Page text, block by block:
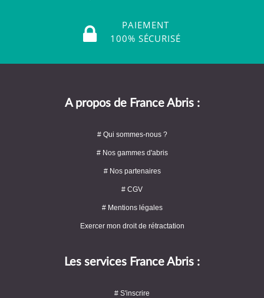
PAIEMENT
100% SÉCURISÉ
A propos de France Abris :
# Qui sommes-nous ?
# Nos gammes d'abris
# Nos partenaires
# CGV
# Mentions légales
Exercer mon droit de rétractation
Les services France Abris :
# S'inscrire